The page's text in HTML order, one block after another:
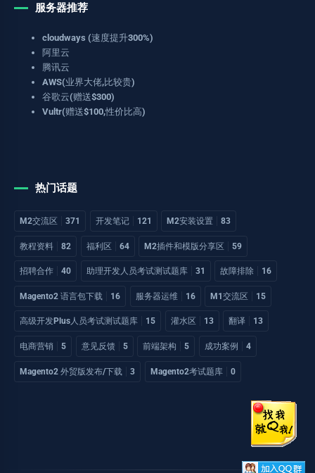
服务器推荐
cloudways (速度提升300%)
阿里云
腾讯云
AWS(业界大佬,比较贵)
谷歌云(赠送$300)
Vultr(赠送$100,性价比高)
热门话题
M2交流区 371 开发笔记 121 M2安装设置 83
教程资料 82 福利区 64 M2插件和模版分享区 59
招聘合作 40 助理开发人员考试测试题库 31 故障排除 16
Magento2 语言包下载 16 服务器运维 16 M1交流区 15
高级开发Plus人员考试测试题库 15 灌水区 13 翻译 13
电商营销 5 意见反馈 5 前端架构 5 成功案例 4
Magento2 外贸版发布/下载 3 Magento2考试题库 0